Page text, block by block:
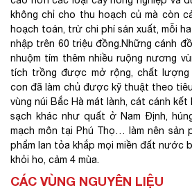
không chỉ cho thu hoạch củ mà còn
hoạch toán, trừ chi phí sản xuất, mỗi
nhập trên 60 triệu đồng.Những cánh
nhuộm tím thêm nhiều ruộng nương
tích trồng được mở rộng, chất
con đã làm chủ được kỹ thuật theo
vùng núi Bắc Hà mát lành, cát cánh
sạch khác như quất ở Nam Định,
mạch môn tại Phú Thọ… làm nên sản
phẩm lan tỏa khắp mọi miền đất nước
khỏi ho, cảm 4 mùa.
CÁC VÙNG NGUYÊN LIỆU